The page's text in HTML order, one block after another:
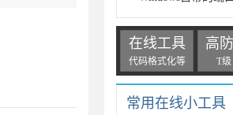
在线工具
代码格式化等
高
T级
常用在线小工具